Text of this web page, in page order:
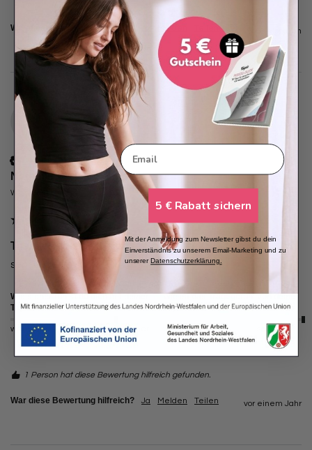
War diese Bewertung hilfreich? Melden Teilen vor 8 Monaten
N
Verifizierter Kunde
Nathalie
Weisslingen, CH
Taynie Beach Bikinihose Schwarz / XS(34)
sehr bequem
Wie sicher fühlst du dich mit deiner
Taynie?
weniger sicher sehr sicher
Wie ist das Tragegefühl von deiner
Taynie?
weniger angenehm
1 Person hat diese Bewertung hilfreich gefunden.
War diese Bewertung hilfreich? Ja Melden Teilen vor einem Jahr
Email
5 € Rabatt sichern
Mit der Anmeldung zum Newsletter gibst du dein
Einverständnis zu unserem Email-Marketing und zu
unsererDatenschutzerklärung